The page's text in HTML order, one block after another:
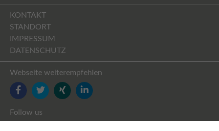
KONTAKT
STANDORT
IMPRESSUM
DATENSCHUTZ
Webseite weiterempfehlen
FACEBOOK
TWITTERYOUTUBELINKEDIN
Follow us